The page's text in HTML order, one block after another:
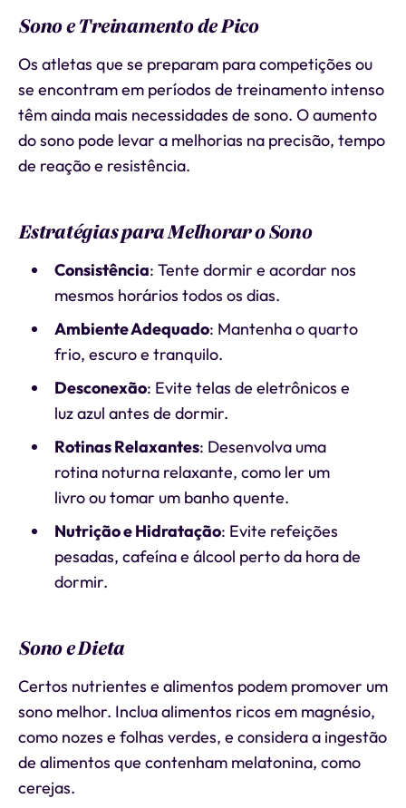
Sono e Treinamento de Pico
Os atletas que se preparam para competições ou
se encontram em períodos de treinamento intenso
têm ainda mais necessidades de sono. O aumento
do sono pode levar a melhorias na precisão, tempo
de reação e resistência.
Estratégias para Melhorar o Sono
Consistência: Tente dormir e acordar nos
mesmos horários todos os dias.
Ambiente Adequado: Mantenha o quarto
frio, escuro e tranquilo.
Desconexão: Evite telas de eletrônicos e
luz azul antes de dormir.
Rotinas Relaxantes: Desenvolva uma
rotina noturna relaxante, como ler um
livro ou tomar um banho quente.
Nutrição e Hidratação: Evite refeições
pesadas, cafeína e álcool perto da hora de
dormir.
Sono e Dieta
Certos nutrientes e alimentos podem promover um
sono melhor. Inclua alimentos ricos em magnésio,
como nozes e folhas verdes, e considera a ingestão
de alimentos que contenham melatonina, como
cerejas.